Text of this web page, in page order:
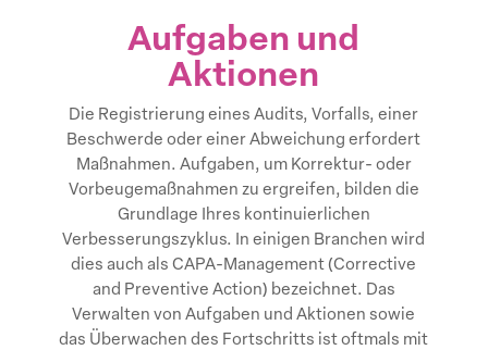
Aufgaben und
Aktionen
Die Registrierung eines Audits, Vorfalls, einer
Beschwerde oder einer Abweichung erfordert
Maßnahmen. Aufgaben, um Korrektur- oder
Vorbeugemaßnahmen zu ergreifen, bilden die
Grundlage Ihres kontinuierlichen
Verbesserungszyklus. In einigen Branchen wird
dies auch als CAPA-Management (Corrective
and Preventive Action) bezeichnet. Das
Verwalten von Aufgaben und Aktionen sowie
das Überwachen des Fortschritts ist oftmals mit